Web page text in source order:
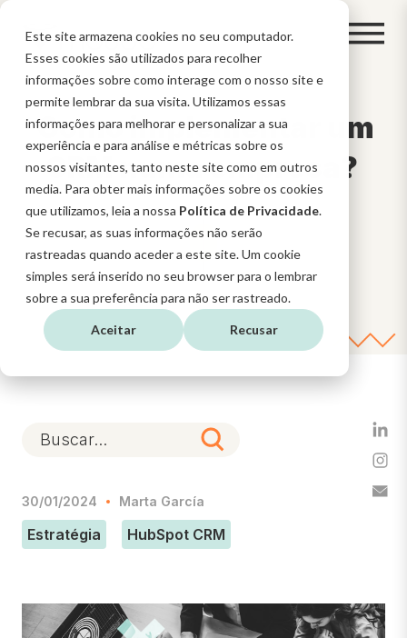
Este site armazena cookies no seu computador.
Esses cookies são utilizados para recolher
informações sobre como interage com o nosso site e
permite lembrar da sua visita. Utilizamos essas
informações para melhorar e personalizar a sua
experiência e para análise e métricas sobre os
nossos visitantes, tanto neste site como em outros
media. Para obter mais informações sobre os cookies
que utilizamos, leia a nossa Política de Privacidade.
Se recusar, as suas informações não serão
rastreadas quando aceder a este site. Um cookie
simples será inserido no seu browser para o lembrar
sobre a sua preferência para não ser rastreado.
Aceitar Recusar
Como implementar um
CRM numa empresa?
30/01/2024 Marta García
Estratégia HubSpot CRM